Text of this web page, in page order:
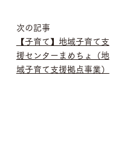
次の記事
【子育て】地域子育て支
援センターまめちょ（地
域子育て支援拠点事業）